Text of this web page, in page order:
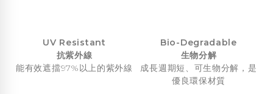
UV Resistant
抗紫外線
能有效遮擋97%以上的紫外線
Bio-Degradable
生物分解
成長週期短、可生物分解，是
優良環保材質